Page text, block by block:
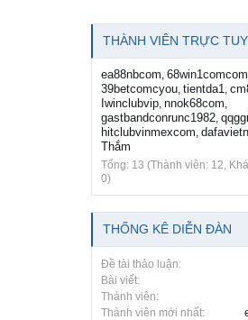
THÀNH VIÊN TRỰC
ea88nbcom 68win1comcom
39betcomcyou tientda1
Iwinclubvip nnok68com
gastbandconrunc1982
hitclubvinmexcom
Thắm
Tổng: 13 (Thành viên: 12,
0)
THỐNG KÊ DIỄN ĐÀN
Đề tài thảo luận:
Bài viết:
Thành viên:
Thành viên mới nhất: